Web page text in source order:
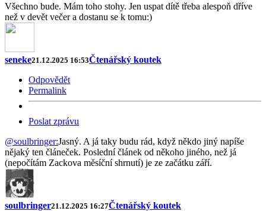
Všechno bude. Mám toho stohy. Jen uspat dítě třeba alespoň dříve
než v devět večer a dostanu se k tomu:)
seneke21.12.2025 16:53Čtenářský koutek
Odpovědět
Permalink
Poslat zprávu
@soulbringer:Jasný. A já taky budu rád, když někdo jiný napíše
nějaký ten článeček. Poslední článek od někoho jiného, než já
(nepočítám Zackova měsíční shrnutí) je ze začátku září.
soulbringer21.12.2025 16:27Čtenářský koutek